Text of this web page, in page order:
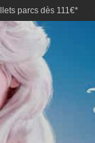
parcs dès 111€*